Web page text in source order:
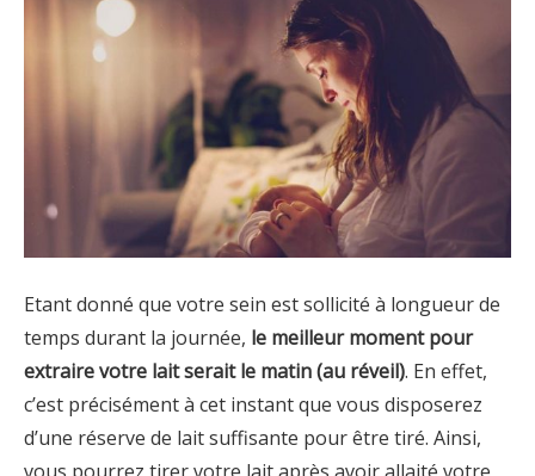
Etant donné que votre sein est sollicité à longueur de
temps durant la journée, le meilleur moment pour
extraire votre lait serait le matin (au réveil). En effet,
c’est précisément à cet instant que vous disposerez
d’une réserve de lait suffisante pour être tiré. Ainsi,